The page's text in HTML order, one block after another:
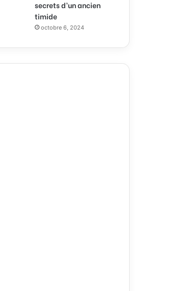
secrets d’un ancien
timide
octobre 6, 2024